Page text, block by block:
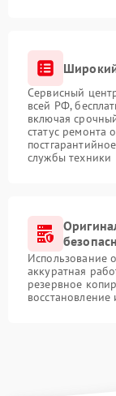
Сервисный
всей РФ,
включая
статус ремонта
службы техники
Использование
аккуратная
резервное